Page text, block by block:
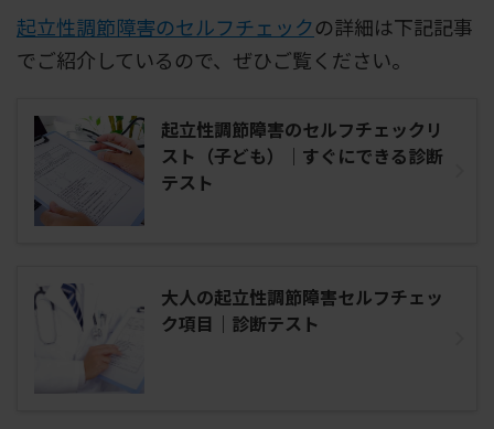
起立性調節障害のセルフチェックの詳細は下記記事
でご紹介しているので、ぜひご覧ください。
起立性調節障害のセルフチェックリ
スト（子ども）｜すぐにできる診断
テスト
大人の起立性調節障害セルフチェッ
ク項目｜診断テスト